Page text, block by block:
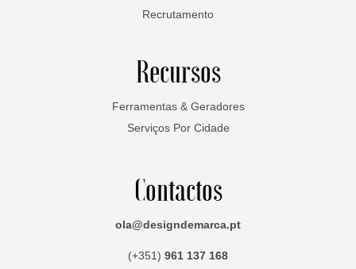
Recrutamento
Recursos
Ferramentas & Geradores
Serviços Por Cidade
Contactos
ola@designdemarca.pt
(+351) 961 137 168